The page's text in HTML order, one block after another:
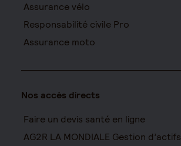
Assurance vélo
Responsabilité civile Pro
Assurance moto
Nos accès directs
Faire un devis santé en ligne
AG2R LA MONDIALE Gestion d’actifs